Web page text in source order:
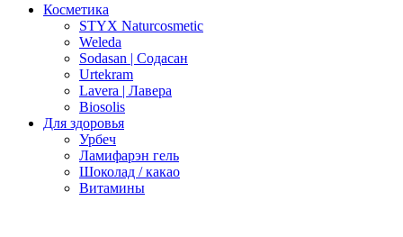
Косметика
STYX Naturcosmetic
Weleda
Sodasan | Содасан
Urtekram
Lavera | Лавера
Biosolis
Для здоровья
Урбеч
Ламифарэн гель
Шоколад / какао
Витамины